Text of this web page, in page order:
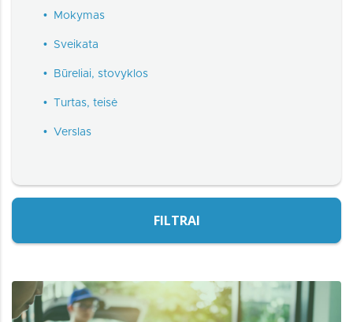
• Mokymas
• Sveikata
• Būreliai, stovyklos
• Turtas, teisė
• Verslas
FILTRAI